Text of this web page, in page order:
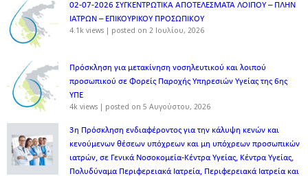
02-07-2026 ΣΥΓΚΕΝΤΡΩΤΙΚΑ ΑΠΟΤΕΛΕΣΜΑΤΑ ΛΟΙΠΟΥ – ΠΛΗΝ
ΙΑΤΡΩΝ – ΕΠΙΚΟΥΡΙΚΟΥ ΠΡΟΣΩΠΙΚOY
4.1k views | posted on 2 Ιουλίου, 2026
Πρόσκληση για μετακίνηση νοσηλευτικού και λοιπού
προσωπικού σε Φορείς Παροχής Υπηρεσιών Υγείας της 6ης
ΥΠΕ
4k views | posted on 5 Αυγούστου, 2026
3η Πρόσκληση ενδιαφέροντος για την κάλυψη κενών και
κενούμενων θέσεων υπόχρεων και μη υπόχρεων προσωπικών
ιατρών, σε Γενικά Νοσοκομεία-Κέντρα Υγείας, Κέντρα Υγείας,
Πολυδύναμα Περιφερειακά Ιατρεία, Περιφερειακά Ιατρεία και